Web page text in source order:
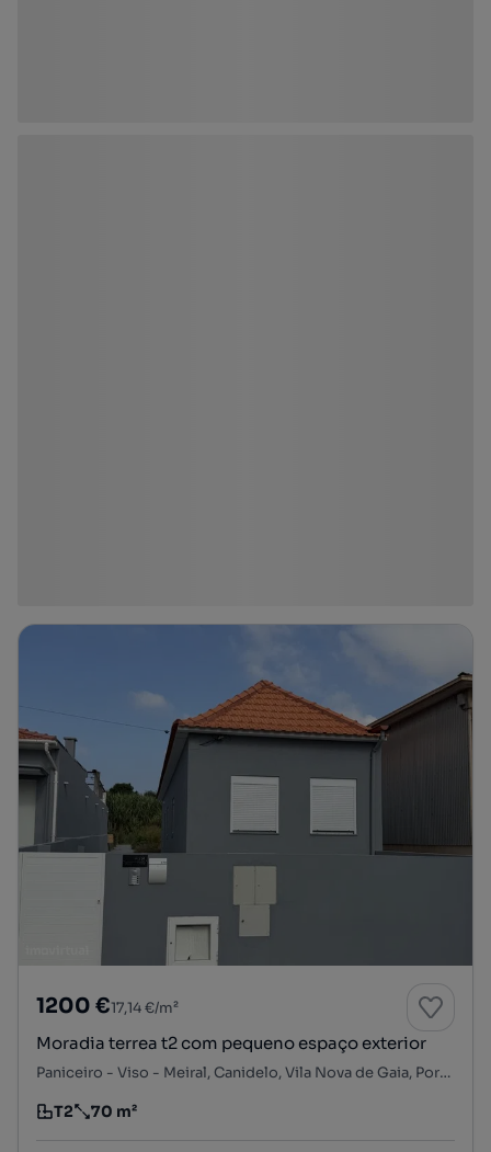
1200 €17,14 €/m²
Moradia terrea t2 com pequeno espaço exterior
Paniceiro - Viso - Meiral, Canidelo, Vila Nova de Gaia, Porto
Tipologia
T2
Preço por metro quadrado
70 m²